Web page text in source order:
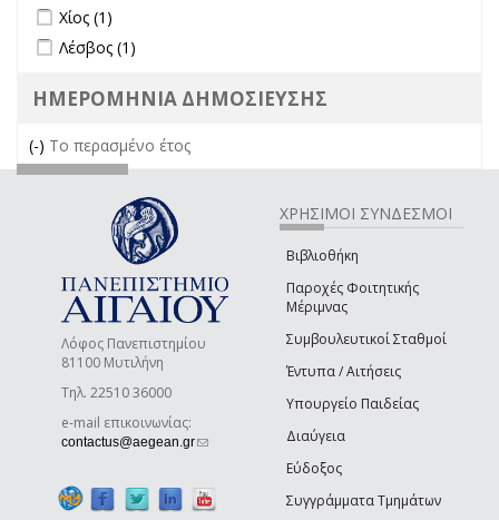
Apply Χίος filter
Χίος (1)
Apply Λέσβος filter
Λέσβος (1)
ΗΜΕΡΟΜΗΝΙΑ ΔΗΜΟΣΙΕΥΣΗΣ
(-) Remove Το περασμένο έτος filter
Το περασμένο έτος
Λόφος Πανεπιστημίου
81100 Μυτιλήνη
Τηλ. 22510 36000
e-mail επικοινωνίας:
contactus@aegean.gr(link sends e-mail)
ΧΡΗΣΙΜΟΙ ΣΥΝΔΕΣΜΟΙ
Βιβλιοθήκη
Παροχές Φοιτητικής
Μέριμνας
Συμβουλευτικοί Σταθμοί
Έντυπα / Αιτήσεις
Υπουργείο Παιδείας
Διαύγεια
Εύδοξος
Συγγράμματα Τμημάτων